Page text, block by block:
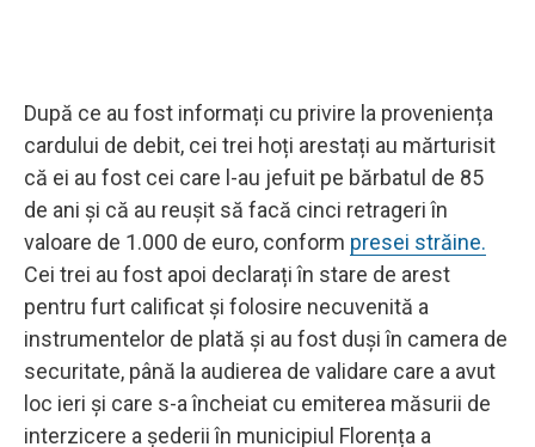
După ce au fost informați cu privire la proveniența
cardului de debit, cei trei hoți arestați au mărturisit
că ei au fost cei care l-au jefuit pe bărbatul de 85
de ani și că au reușit să facă cinci retrageri în
valoare de 1.000 de euro, conform presei străine.
Cei trei au fost apoi declarați în stare de arest
pentru furt calificat și folosire necuvenită a
instrumentelor de plată și au fost duși în camera de
securitate, până la audierea de validare care a avut
loc ieri și care s-a încheiat cu emiterea măsurii de
interzicere a șederii în municipiul Florența a